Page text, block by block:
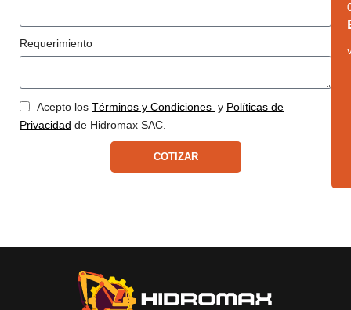
Requerimiento
Acepto los Términos y Condiciones y Políticas de
Privacidad de Hidromax SAC.
COTIZAR